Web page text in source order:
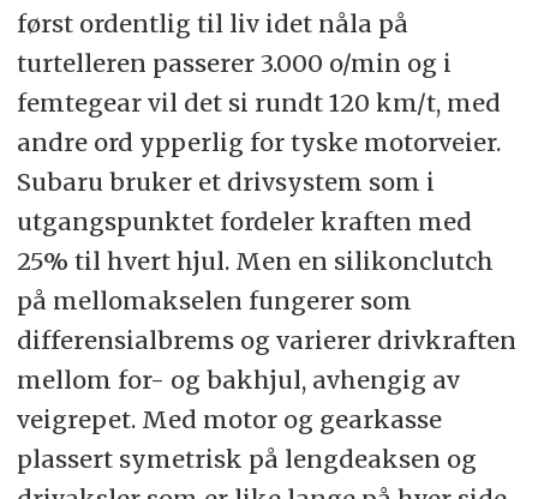
først ordentlig til liv idet nåla på
turtelleren passerer 3.000 o/min og i
femtegear vil det si rundt 120 km/t, med
andre ord ypperlig for tyske motorveier.
Subaru bruker et drivsystem som i
utgangspunktet fordeler kraften med
25% til hvert hjul. Men en silikonclutch
på mellomakselen fungerer som
differensialbrems og varierer drivkraften
mellom for- og bakhjul, avhengig av
veigrepet. Med motor og gearkasse
plassert symetrisk på lengdeaksen og